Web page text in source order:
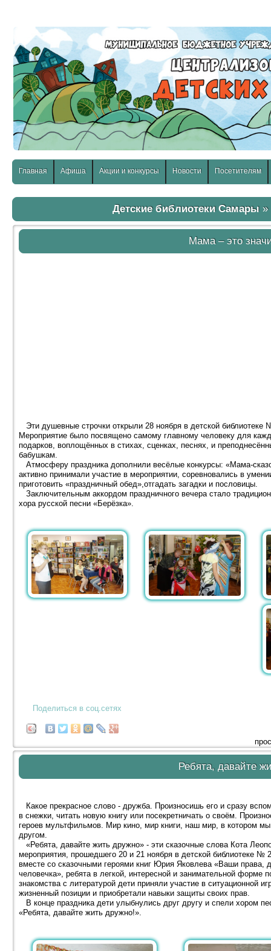
Главная Афиша Акции и конкурсы Новости Посетителям
Детские библиотеки Самары »
Мама – это
Эти душевные строчки открыли 28 ноября в детской
Мероприятие было посвящено самому главному человеку для
подарков, воплощённых в стихах, сценках, песнях, и
бабушкам.
Атмосферу праздника дополнили весёлые конкурсы: «Мама-
активно принимали участие в мероприятии, соревновались в
приготовить «праздничный обед»,отгадать загадки и пословицы.
Заключительным аккордом праздничного вечера стало
хора русской песни «Берёзка».
Поделиться в соц.сетях
Ребята, давайте
Какое прекрасное слово - дружба. Произносишь его и сразу
в снежки, читать новую книгу или посекретничать о своём.
героев мультфильмов. Мир кино, мир книги, наш мир, в котором
другом.
«Ребята, давайте жить дружно» - эти сказочные слова Кота
мероприятия, прошедшего 20 и 21 ноября в детской библиотеке №
вместе со сказочными героями книг Юрия Яковлева «Ваши права,
человечка», ребята в легкой, интересной и занимательной
знакомства с литературой дети приняли участие в ситуационной
жизненный позиции и приобретали навыки защиты своих прав.
В конце праздника дети улыбнулись друг другу и спели хором
«Ребята, давайте жить дружно!».